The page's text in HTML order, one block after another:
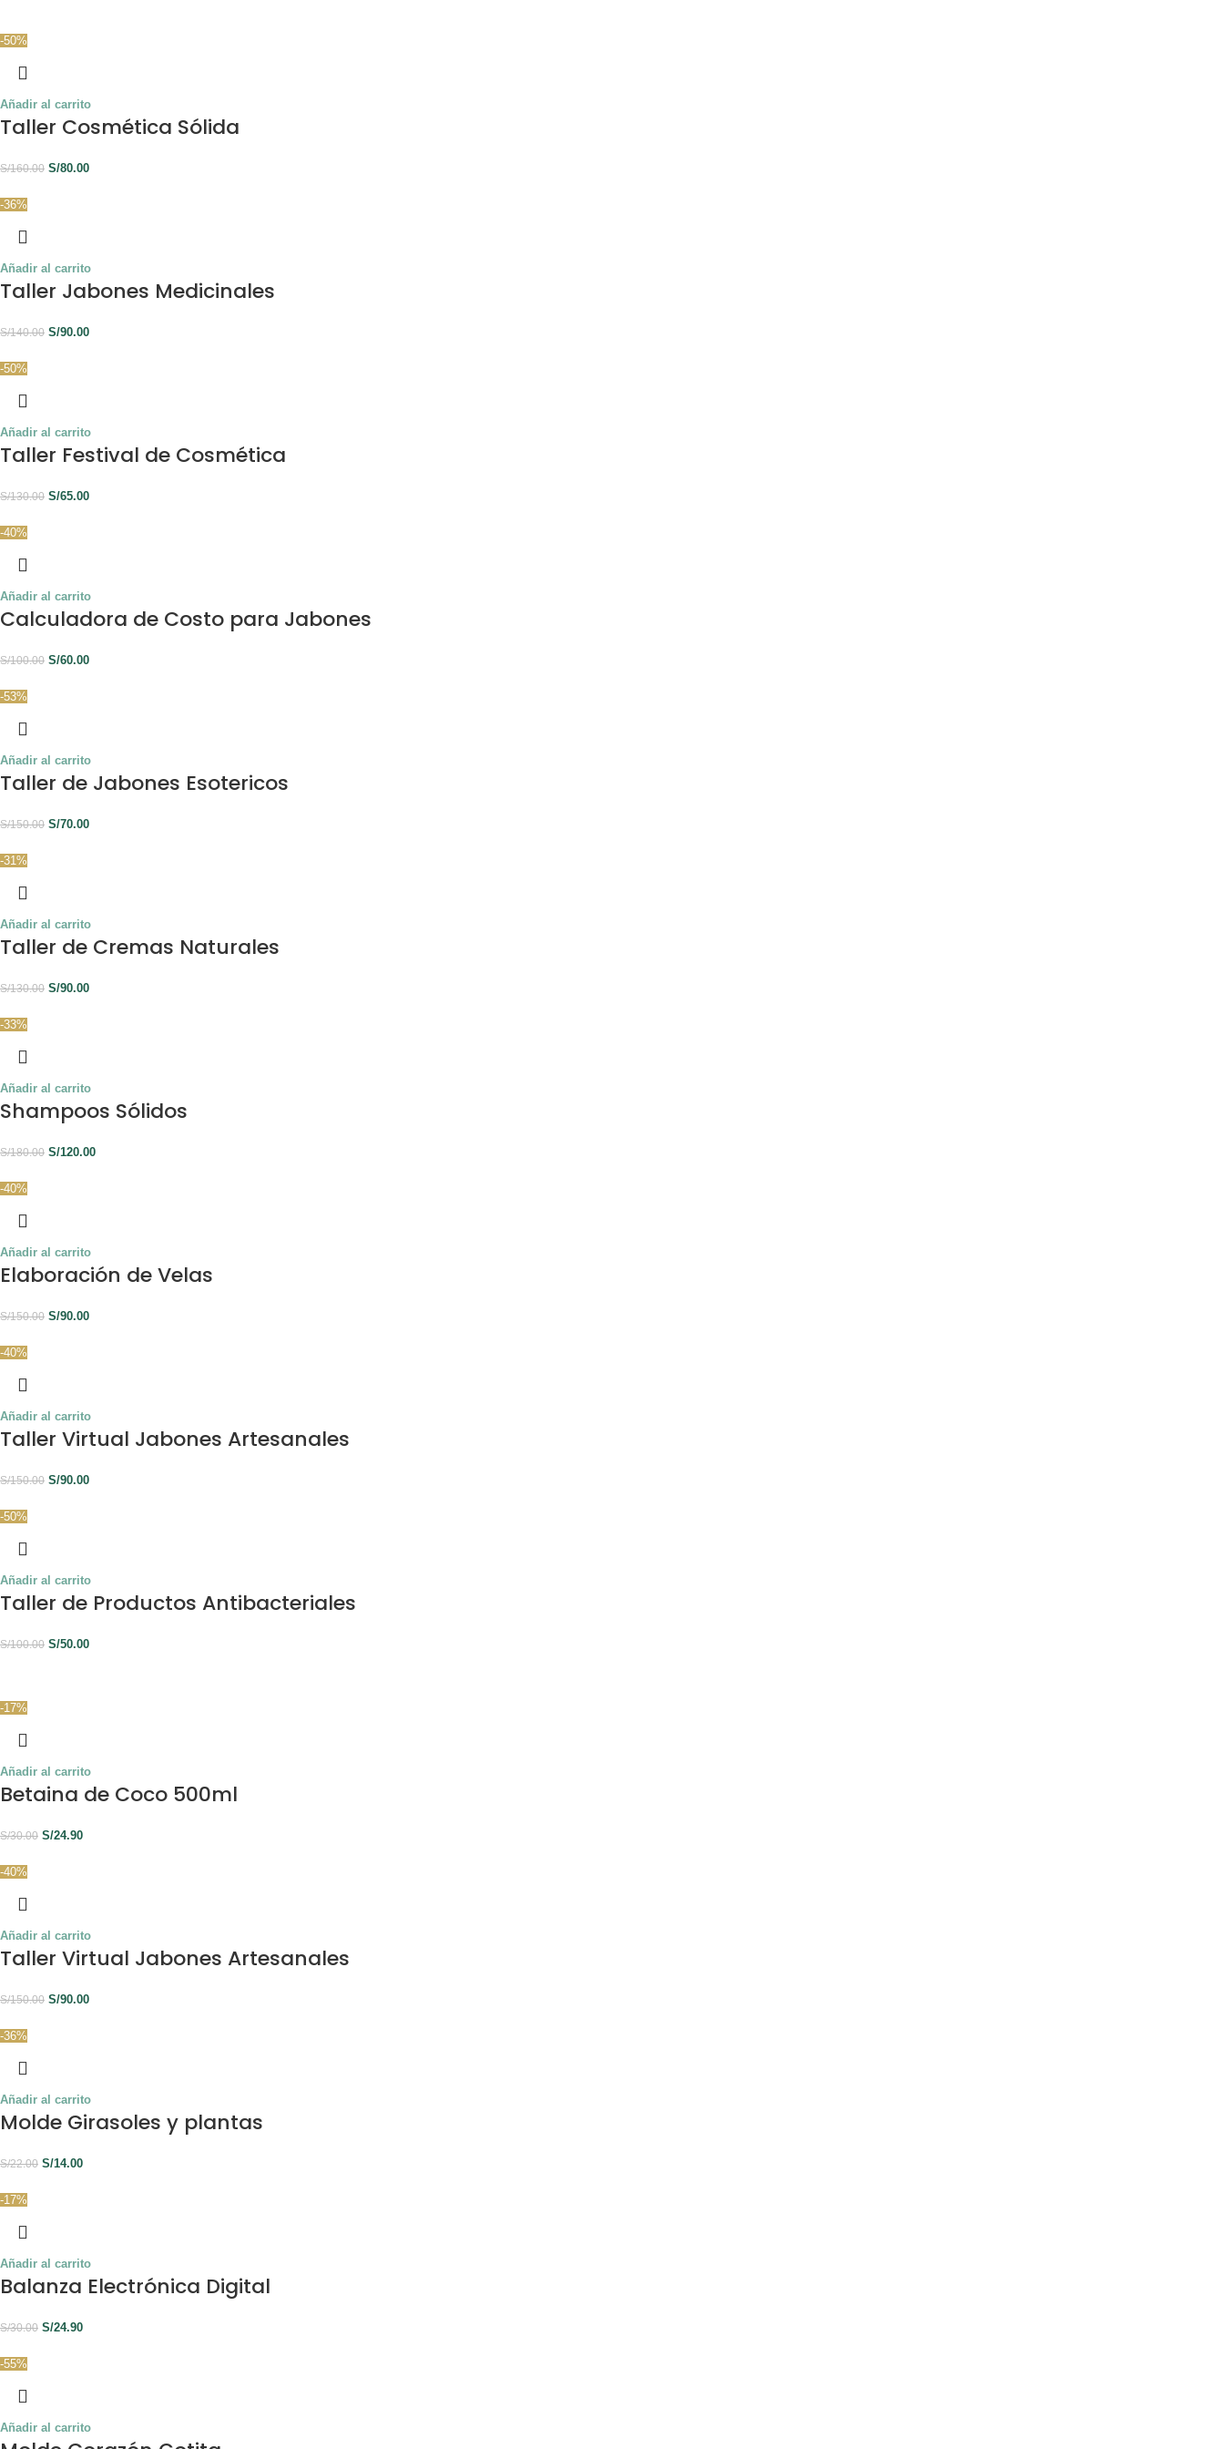
-50%
Añadir al carrito
Taller Cosmética Sólida
S/160.00 S/80.00
-36%
Añadir al carrito
Taller Jabones Medicinales
S/140.00 S/90.00
-50%
Añadir al carrito
Taller Festival de Cosmética
S/130.00 S/65.00
-40%
Añadir al carrito
Calculadora de Costo para Jabones
S/100.00 S/60.00
-53%
Añadir al carrito
Taller de Jabones Esotericos
S/150.00 S/70.00
-31%
Añadir al carrito
Taller de Cremas Naturales
S/130.00 S/90.00
-33%
Añadir al carrito
Shampoos Sólidos
S/180.00 S/120.00
-40%
Añadir al carrito
Elaboración de Velas
S/150.00 S/90.00
-40%
Añadir al carrito
Taller Virtual Jabones Artesanales
S/150.00 S/90.00
-50%
Añadir al carrito
Taller de Productos Antibacteriales
S/100.00 S/50.00
-17%
Añadir al carrito
Betaina de Coco 500ml
S/30.00 S/24.90
-40%
Añadir al carrito
Taller Virtual Jabones Artesanales
S/150.00 S/90.00
-36%
Añadir al carrito
Molde Girasoles y plantas
S/22.00 S/14.00
-17%
Añadir al carrito
Balanza Electrónica Digital
S/30.00 S/24.90
-55%
Añadir al carrito